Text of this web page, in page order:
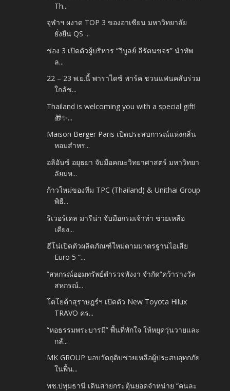
Th...
จุฬาฯ ผงาด TOP 3 ของอาเซียน มหาวิทยาลัย
ยั่งยืน QS ...
ช่อง 3 เปิดตัวผู้บริหาร “วิบูลย์ ลีรัตนขจร” นำทัพ
ล...
22 – 23 พ.ย.นี้ พาราไดซ์ พาร์ค ชวนแฟนคลับร่วม
ใกล้ช...
Thailand is welcoming you with a special gift!
🎁✨...
Maison Berger Paris เปิดประสบการณ์แห่งกลิ่น
หอมสำหร...
อลิอันซ์ อยุธยา จับมือคณะวิทยาศาสตร์ มหาวิทยา
ลัยมห...
ก้าวใหม่ของทีม TPC (Thailand) & Unithai Group
พิธี...
ริเวอร์เดล มารีน่า จับมือกรมเจ้าท่า ช่วยเหลือ
เคียง...
ฮีโน่เปิดตัวผลิตภัณฑ์ใหม่ตามมาตรฐานไอเสีย
Euro 5 “...
”สหกรณ์ออมทรัพย์ตำรวจพังงา จำกัด”คว้ารางวัล
สหกรณ์...
โตโยต้าสุราษฎร์ฯ เปิดตัว New Toyota Hilux
TRAVO คร...
“หอธรรมพระบารมี” พื้นที่พักใจ ให้หยุดวุ่นวายและ
กลั...
MK GROUP มอบวัตถุดิบช่วยเหลือผู้ประสบอุทกภัย
ในพื้น...
พช.ปทุมธานี เดินสายกระตุ้นยอดจำหน่าย “คนละ